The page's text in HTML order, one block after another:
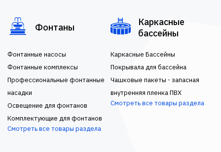
Фонтаны
Фонтанные насосы
Фонтанные комплексы
Профессиональные фонтанные
насадки
Освещение для фонтанов
Комплектующие для фонтанов
Смотреть все товары раздела
Каркасные
бассейны
Каркасные Бассейны
Покрывала для бассейна
Чашковые пакеты - запасная
внутренняя пленка ПВХ
Смотреть все товары раздела